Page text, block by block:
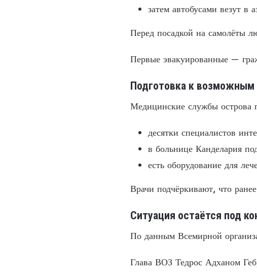
затем автобусами везут в
Перед посадкой на самолёты
Первые эвакуированные —
Подготовка к
Медицинские службы острова
десятки специалистов
в больнице Канделария
есть оборудование для
Врачи подчёркивают, что
Ситуация остаётся под
По данным Всемирной
Глава ВОЗ Тедрос Адханом